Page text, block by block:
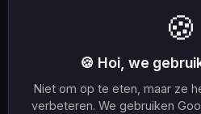
🍪
🍪 Hoi, we
Niet om op te eten, maar ze
verbeteren. We gebruiken